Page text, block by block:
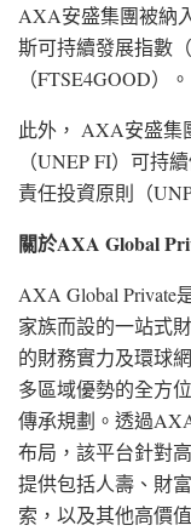
AXA安盛集團被納
斯可持續發展指數
（FTSE4GOOD）。
此外， AXA安盛集
（UNEP FI）可持
責任投資原則（
關於AXA Global
AXA Global Private
家族而設的一站式
的財務實力及環球
多區域優勢的全方
傳承規劃。透過
布局，該平台針對
提供包括人壽、財
索，以及其他高價